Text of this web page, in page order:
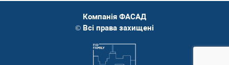
Компанія ФАСАД
© Всі права захищені